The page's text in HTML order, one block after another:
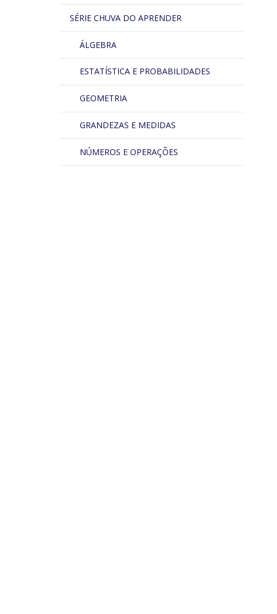
SÉRIE CHUVA DO APRENDER
ÁLGEBRA
ESTATÍSTICA E PROBABILIDADES
GEOMETRIA
GRANDEZAS E MEDIDAS
NÚMEROS E OPERAÇÕES